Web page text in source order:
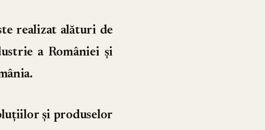
realizat alături de
a României și
și produselor